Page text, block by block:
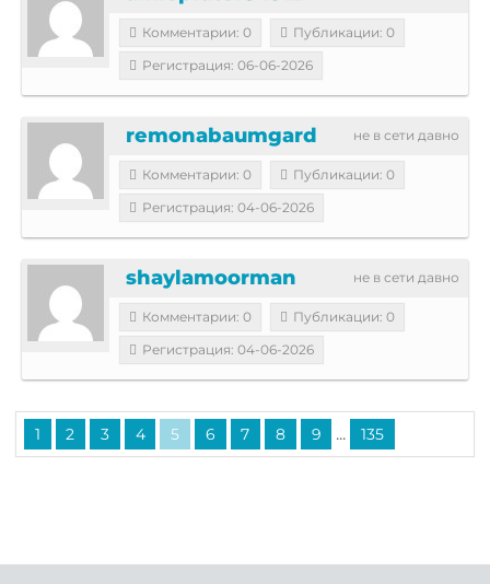
Комментарии: 0
Публикации: 0
Регистрация: 06-06-2026
не в сети давно
remonabaumgard
Комментарии: 0
Публикации: 0
Регистрация: 04-06-2026
не в сети давно
shaylamoorman
Комментарии: 0
Публикации: 0
Регистрация: 04-06-2026
1 2 3 4 5 6 7 8 9 ... 135